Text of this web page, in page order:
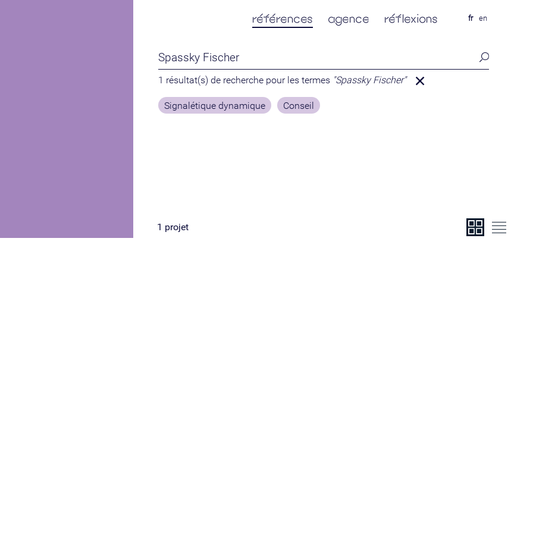
fr en
références agence réflexions
1 résultat(s) de recherche pour les termes "Spassky Fischer"
Signalétique dynamique Conseil
1 projet